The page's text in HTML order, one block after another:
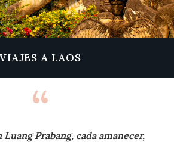
VIAJES A LAOS
“
Luang Prabang, cada amanecer,